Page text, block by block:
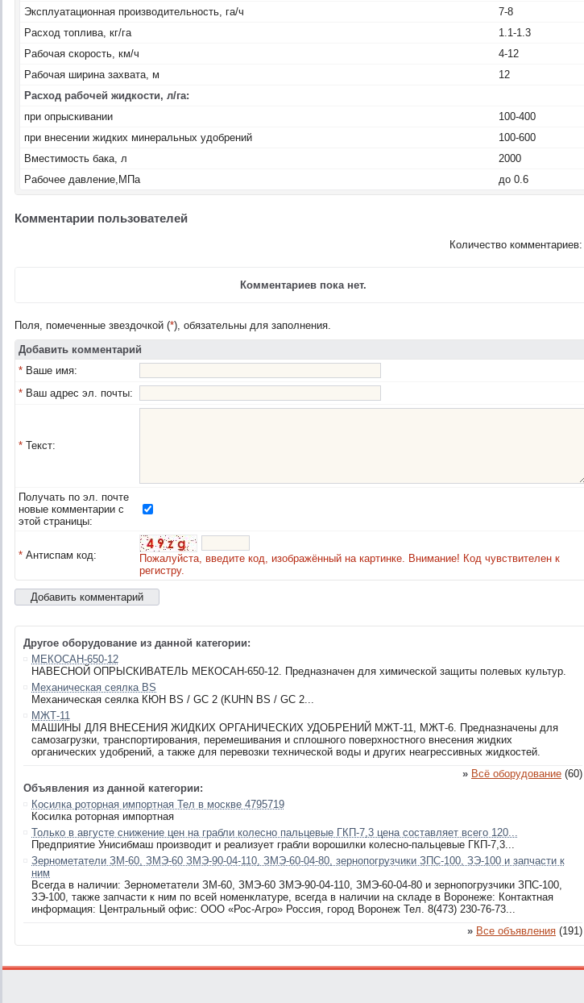
Эксплуатационная производительность, га/ч
7-8
Расход топлива, кг/га
1.1-1.3
Рабочая скорость, км/ч
4-12
Рабочая ширина захвата, м
12
Расход рабочей жидкости, л/га:
при опрыскивании
100-400
при внесении жидких минеральных удобрений
100-600
Вместимость бака, л
2000
Рабочее давление,МПа
до 0.6
Комментарии пользователей
Количество комментариев:
Комментариев пока нет.
Поля, помеченные звездочкой (*), обязательны для заполнения.
Добавить комментарий
* Ваше имя:
* Ваш адрес эл. почты:
* Текст:
Получать по эл. почте
новые комментарии с
этой страницы:
* Антиспам код:
Пожалуйста, введите код, изображённый на картинке. Внимание! Код чувствителен к
регистру.
Другое оборудование из данной категории:
МЕКОСАН-650-12
НАВЕСНОЙ ОПРЫСКИВАТЕЛЬ МЕКОСАН-650-12. Предназначен для химической защиты полевых культур.
Механическая сеялка BS
Механическая сеялка КЮН BS / GC 2 (KUHN BS / GC 2...
МЖТ-11
МАШИНЫ ДЛЯ ВНЕСЕНИЯ ЖИДКИХ ОРГАНИЧЕСКИХ УДОБРЕНИЙ МЖТ-11, МЖТ-6. Предназначены для
самозагрузки, транспортирования, перемешивания и сплошного поверхностного внесения жидких
органических удобрений, а также для перевозки технической воды и других неагрессивных жидкостей.
» Всё оборудование (60)
Объявления из данной категории:
Косилка роторная импортная Тел в москве 4795719
Косилка роторная импортная
Только в августе снижение цен на грабли колесно пальцевые ГКП-7,3 цена составляет всего 120...
Предприятие Унисибмаш производит и реализует грабли ворошилки колесно-пальцевые ГКП-7,3...
Зернометатели ЗМ-60, ЗМЭ-60 ЗМЭ-90-04-110, ЗМЭ-60-04-80, зернопогрузчики ЗПС-100, ЗЭ-100 и запчасти к
ним
Всегда в наличии: Зернометатели ЗМ-60, ЗМЭ-60 ЗМЭ-90-04-110, ЗМЭ-60-04-80 и зернопогрузчики ЗПС-100,
ЗЭ-100, также запчасти к ним по всей номенклатуре, всегда в наличии на складе в Воронеже: Контактная
информация: Центральный офис: ООО «Рос-Агро» Россия, город Воронеж Тел. 8(473) 230-76-73...
» Все объявления (191)